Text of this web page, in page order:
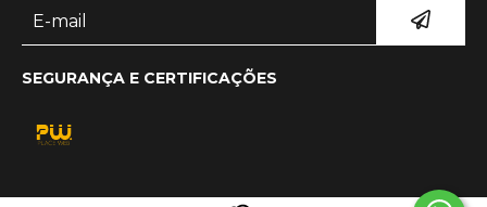
SEGURANÇA E CERTIFICAÇÕES